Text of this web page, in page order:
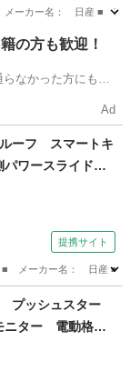
ーカー名： 日産 ■ 車
の方も歓迎！
らなかった方にもお
Ad
ーフ スマートキ
ワースライドド
ドル フルオー
ーフコンソー
済未使用車 （検
提携サイト
■ メーカー名： 日産
プッシュスター
ニター 電動格納
リングストップ